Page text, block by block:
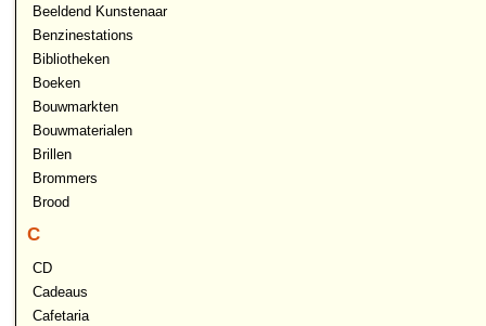
Beeldend Kunstenaar
Benzinestations
Bibliotheken
Boeken
Bouwmarkten
Bouwmaterialen
Brillen
Brommers
Brood
C
CD
Cadeaus
Cafetaria